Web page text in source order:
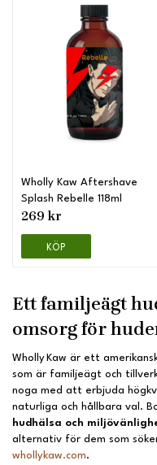
Wholly Kaw Aftershave
Splash Rebelle 118ml
269 kr
KÖP
Ett familjeägt
omsorg för
Wholly Kaw är ett
som är familjeägt och
noga med att erbjuda
naturliga och hållbara val.
hudhälsa och
alternativ för dem som
whollykaw.com.